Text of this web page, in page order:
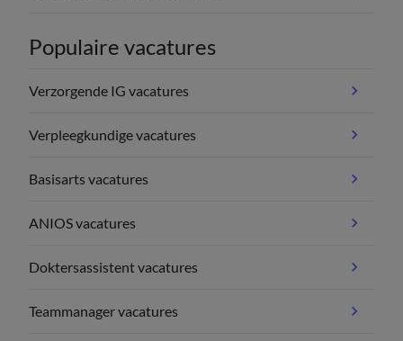
Populaire vacatures
Verzorgende IG vacatures
Verpleegkundige vacatures
Basisarts vacatures
ANIOS vacatures
Doktersassistent vacatures
Teammanager vacatures